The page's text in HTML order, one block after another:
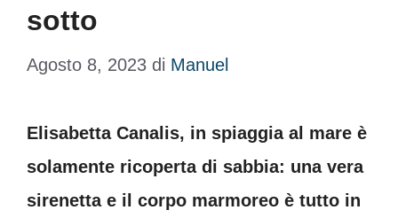
sotto
Agosto 8, 2023 di Manuel
Elisabetta Canalis, in spiaggia al mare è
solamente ricoperta di sabbia: una vera
sirenetta e il corpo marmoreo è tutto in